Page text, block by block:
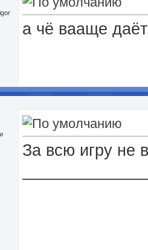
а чё вааще
За всю игру не